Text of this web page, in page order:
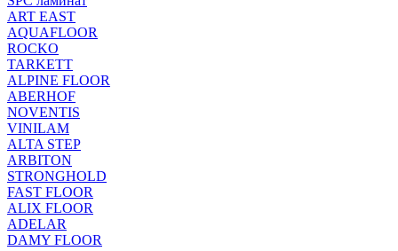
ART EAST
AQUAFLOOR
ROCKO
TARKETT
ALPINE FLOOR
ABERHOF
NOVENTIS
VINILAM
ALTA STEP
ARBITON
STRONGHOLD
FAST FLOOR
ALIX FLOOR
ADELAR
DAMY FLOOR